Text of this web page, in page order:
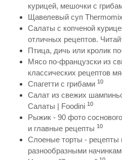
курицей, мешочки с
Щавелевый суп Thermomix
Салаты с копченой
отличных рецептов.
Птица, дичь или кролик
Мясо по-французски из
классических рецептов
Спагетти с грибами 10
Салат из свежих
Салаты | Foodini 10
Рыжик - 90 фото
и главные рецепты 10
Слоеные торты - рецепты
разнообразными